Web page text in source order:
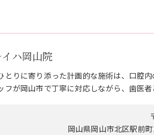
ハ岡山院
とりに寄り添った計画的な施術は、口腔
フが岡山市で丁寧に対応しながら、歯医
岡山県岡山市北区駅前